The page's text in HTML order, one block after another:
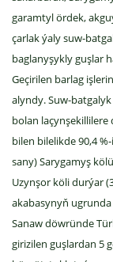
garamtyl ördek,
çarlak ýaly suw-
baglanyşykly guşlar
Geçirilen barlag
alyndy. Suw-
bolan
bilen bilelikde 90,4
sany) Sarygamyş
Uzynşor köli durýar
akabasynyň ugrunda
Sanaw döwründe
girizilen guşlardan 5